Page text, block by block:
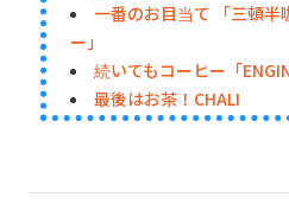
一番のお目当て 「三頓半
ー」
続いてもコーヒー「
最後はお茶！CHALI